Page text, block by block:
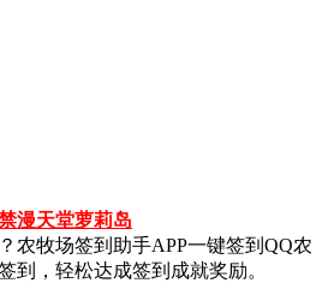
漫天堂萝莉岛
农牧场签到助手APP一键签到QQ农
到，轻松达成签到成就奖励。